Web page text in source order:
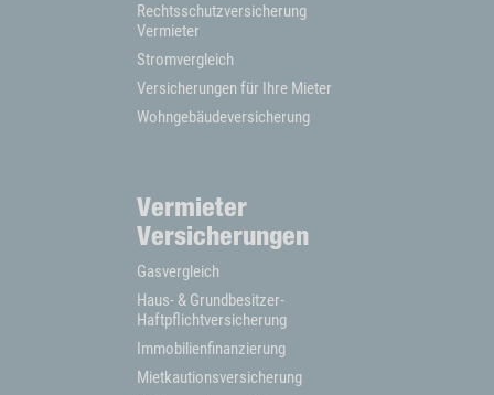
Rechtsschutzversicherung
Vermieter
Stromvergleich
Versicherungen für Ihre Mieter
Wohngebäudeversicherung
Vermieter
Versicherungen
Gasvergleich
Haus- & Grundbesitzer-
Haftpflichtversicherung
Immobilienfinanzierung
Mietkautionsversicherung